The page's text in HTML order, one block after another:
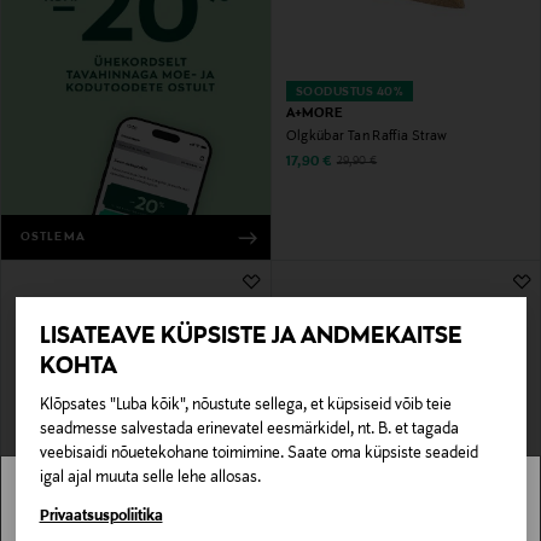
LISATEAVE KÜPSISTE JA ANDMEKAITSE
KOHTA
Klõpsates "Luba kõik", nõustute sellega, et küpsiseid võib teie
seadmesse salvestada erinevatel eesmärkidel, nt. B. et tagada
veebisaidi nõuetekohane toimimine. Saate oma küpsiste seadeid
igal ajal muuta selle lehe allosas.
Privaatsuspoliitika
OSTLEMA
SOODUSTUS 40%
A+MORE
Õlgkübar Tan Raffia Straw
Discounted Price
17,90 € Original Price
29,90 €
KN KATI NIEMI
Stockmann pole Sinu riigis saadaval.